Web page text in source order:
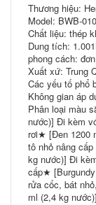
Thương hiệu:
Model: BWB-010
Chất liệu: thép
Dung tích:
phong cách:
Xuất xứ: Trung
Các yếu tố phổ
Không gian áp
Phân loại màu
nước)] Đi kèm
rơi★ [Đen 1200
tô nhỏ nâng
kg nước)] Đi
cấp★
rửa cốc, bát
ml (2,4 kg